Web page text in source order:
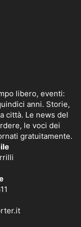
libero, eventi:
anni. Storie,
città. Le news del
le voci dei
gratuitamente.